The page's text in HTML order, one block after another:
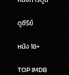
ดูซีรีย์
หนัง 18+
TOP IMDB